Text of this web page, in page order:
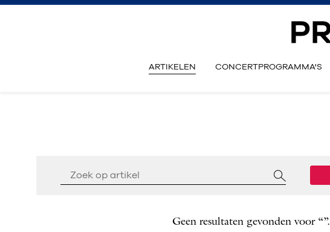
ARTIKELEN CONCERTPROGRAMMA'S
Geen resultaten gevonden voor “”.